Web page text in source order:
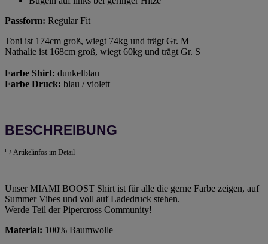
Passform: Regular Fit
Toni ist 174cm groß, wiegt 74kg und trägt Gr. M
Nathalie ist 168cm groß, wiegt 60kg und trägt Gr. S
Farbe Shirt: dunkelblau
Farbe Druck: blau / violett
BESCHREIBUNG
Artikelinfos im Detail
Unser MIAMI BOOST Shirt ist für alle die gerne Farbe zeigen, auf
Summer Vibes und voll auf Ladedruck stehen.
Werde Teil der Pipercross Community!
Material: 100% Baumwolle